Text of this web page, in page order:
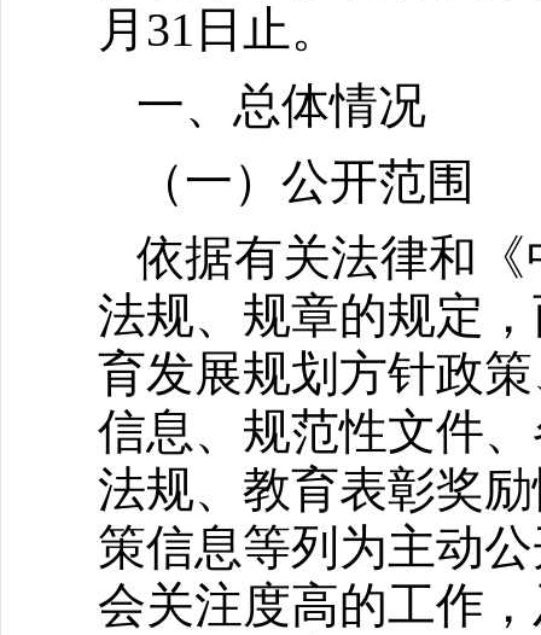
月31日止。
一、总体情况
（一）公开范围
依据有关法律和
法规、规章的规定
育发展规划方针政
信息、规范性文件
法规、教育表彰奖
策信息等列为主动
会关注度高的工作